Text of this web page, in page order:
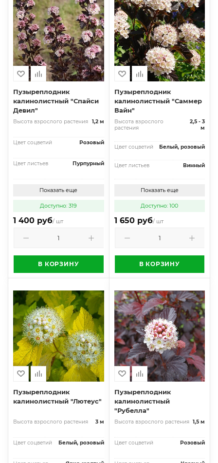
Пузыреплодник
калинолистный "Спайси
Девил"
Высота взрослого растения 1,2 м
Цвет соцветий Розовый
Цвет листьев Пурпурный
Показать еще
Доступно: 319
1 400 руб/ шт
В КОРЗИНУ
Пузыреплодник
калинолистный "Саммер
Вайн"
Высота взрослого
растения
2,5 - 3
м
Цвет соцветий Белый, розовый
Цвет листьев Винный
Показать еще
Доступно: 100
1 650 руб/ шт
В КОРЗИНУ
Пузыреплодник
калинолистный "Лютеус"
Высота взрослого растения 3 м
Цвет соцветий Белый, розовый
Пузыреплодник
калинолистный
"Рубелла"
Высота взрослого растения 1,5 м
Цвет соцветий Розовый